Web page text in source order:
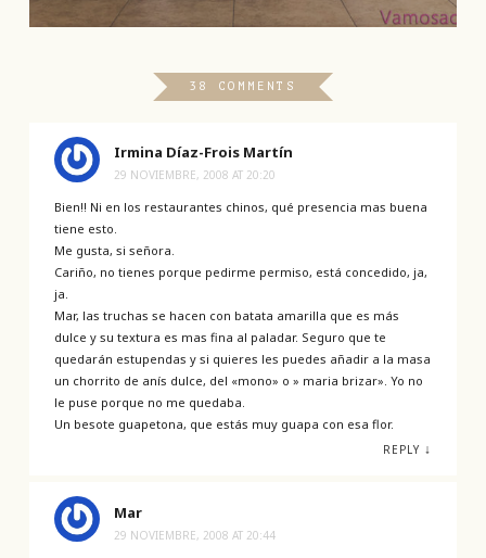
38 COMMENTS
Irmina Díaz-Frois Martín
29 NOVIEMBRE, 2008 AT 20:20
Bien!! Ni en los restaurantes chinos, qué presencia mas buena
tiene esto.
Me gusta, si señora.
Cariño, no tienes porque pedirme permiso, está concedido, ja,
ja.
Mar, las truchas se hacen con batata amarilla que es más
dulce y su textura es mas fina al paladar. Seguro que te
quedarán estupendas y si quieres les puedes añadir a la masa
un chorrito de anís dulce, del «mono» o » maria brizar». Yo no
le puse porque no me quedaba.
Un besote guapetona, que estás muy guapa con esa flor.
REPLY ↓
Mar
29 NOVIEMBRE, 2008 AT 20:44